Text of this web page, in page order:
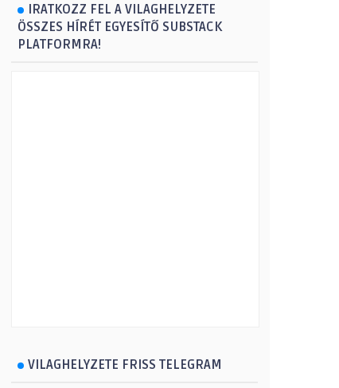
IRATKOZZ FEL A VILAGHELYZETE
ÖSSZES HÍRÉT EGYESÍTŐ SUBSTACK
PLATFORMRA!
VILAGHELYZETE FRISS TELEGRAM